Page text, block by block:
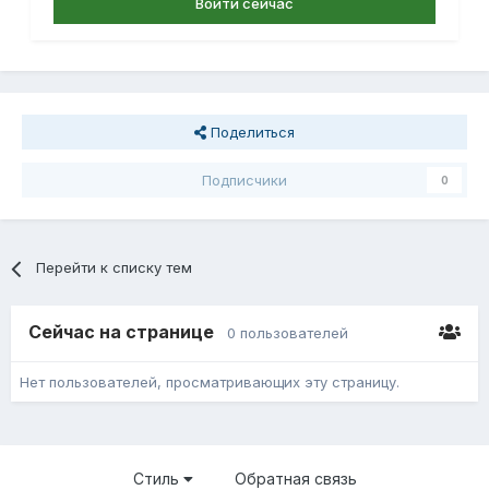
Войти сейчас
Поделиться
Подписчики 0
Перейти к списку тем
Сейчас на странице 0 пользователей
Нет пользователей, просматривающих эту страницу.
Стиль Обратная связь